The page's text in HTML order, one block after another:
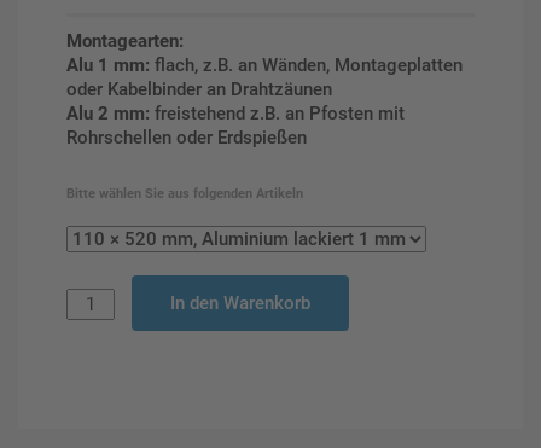
Montagearten:
Alu 1 mm: flach, z.B. an Wänden, Montageplatten
oder Kabelbinder an Drahtzäunen
Alu 2 mm: freistehend z.B. an Pfosten mit
Rohrschellen oder Erdspießen
Bitte wählen Sie aus folgenden Artikeln
In den Warenkorb